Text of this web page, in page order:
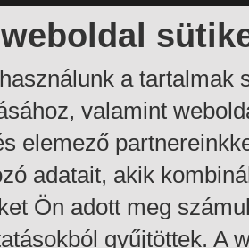
a tartalmak
valamint
elemező
adatait, akik
Ön adott meg
gyűjtöttek. A